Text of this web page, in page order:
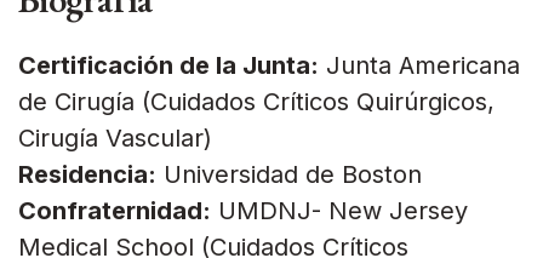
Certificación de la Junta: Junta Americana
de Cirugía (Cuidados Críticos Quirúrgicos,
Cirugía Vascular)
Residencia: Universidad de Boston
Confraternidad: UMDNJ- New Jersey
Medical School (Cuidados Críticos